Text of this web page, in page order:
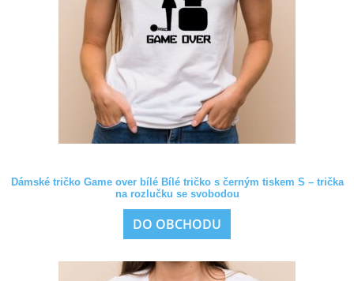
Dámské tričko Game over bílé Bílé tričko s černým tiskem S – trička
na rozlučku se svobodou
DO OBCHODU